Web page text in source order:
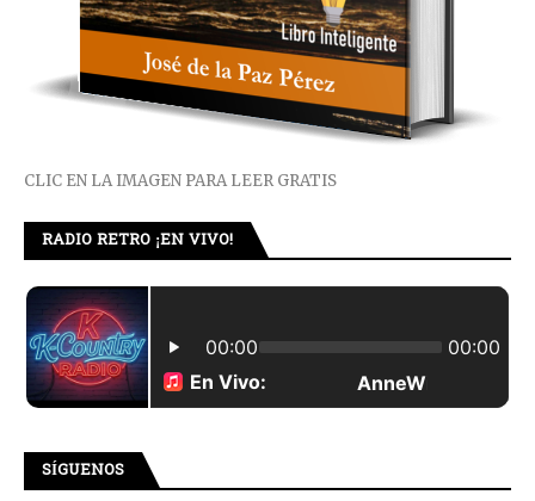
CLIC EN LA IMAGEN PARA LEER GRATIS
RADIO RETRO ¡EN VIVO!
SÍGUENOS